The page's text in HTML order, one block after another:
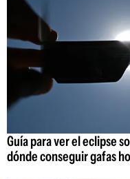
Guía para ver el eclipse
dónde conseguir gafas